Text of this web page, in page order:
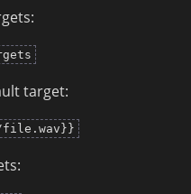
target:
file.wav}}